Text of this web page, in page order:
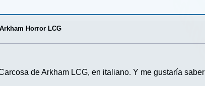
Horror LCG
de Arkham LCG, en italiano. Y me gustaría